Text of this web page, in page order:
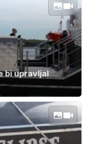
bi upravljal